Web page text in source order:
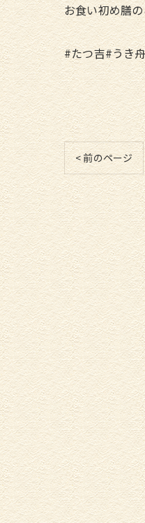
お食い初め膳
#たつ吉#うき
< 前のページ